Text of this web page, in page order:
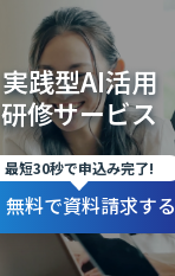
実践型AI活用
研修サービス
最短30秒で申込み完了!
無料で資料請求する